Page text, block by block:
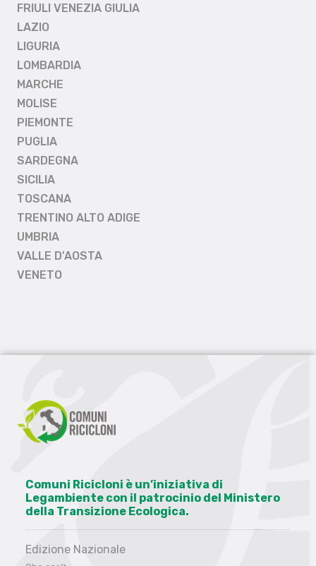
FRIULI VENEZIA GIULIA
LAZIO
LIGURIA
LOMBARDIA
MARCHE
MOLISE
PIEMONTE
PUGLIA
SARDEGNA
SICILIA
TOSCANA
TRENTINO ALTO ADIGE
UMBRIA
VALLE D'AOSTA
VENETO
Comuni Ricicloni è un’iniziativa di
Legambiente con il patrocinio del Ministero
della Transizione Ecologica.
Edizione Nazionale